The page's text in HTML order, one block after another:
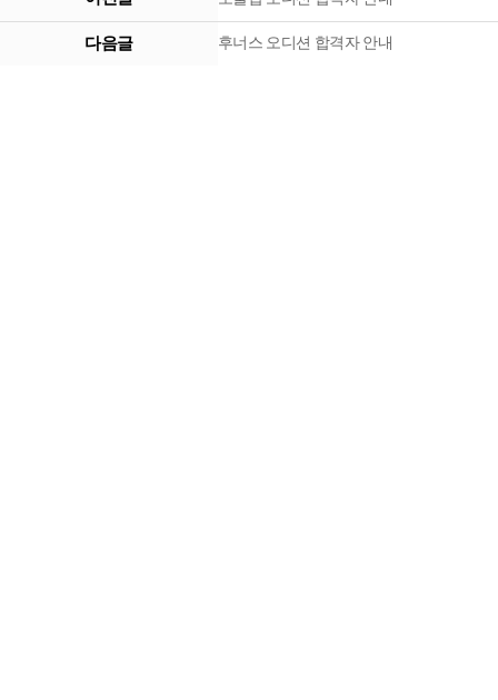
다음글 후너스 오디션 합격자 안내